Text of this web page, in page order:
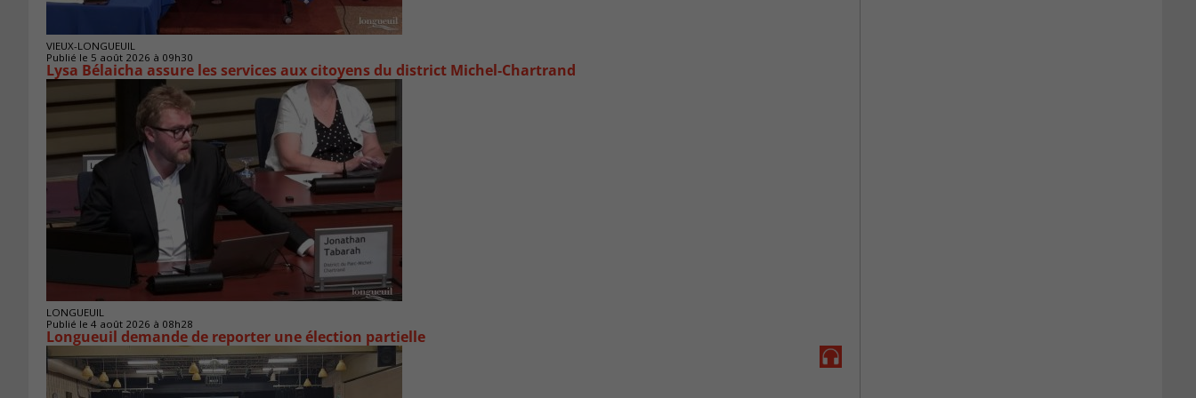
VIEUX-LONGUEUIL
Publié le 5 août 2026 à 09h30
Lysa Bélaicha assure les services aux citoyens du district Michel‑Chartrand
LONGUEUIL
Publié le 4 août 2026 à 08h28
Longueuil demande de reporter une élection partielle